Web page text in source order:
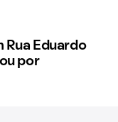
Rua Eduardo
por